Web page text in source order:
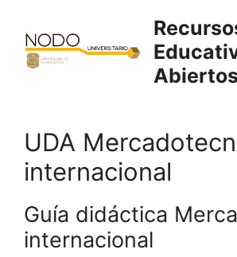
contenido
Abiertos
UDA
internacional
Guía didáctica
internacional